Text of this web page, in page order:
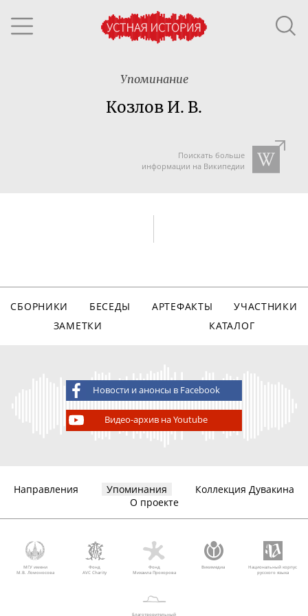
Упоминание
Козлов И. В.
Поискать больше
информации на Википедии
СБОРНИКИ БЕСЕДЫ АРТЕФАКТЫ
УЧАСТНИКИ
ЗАМЕТКИ
КАТАЛОГ
Новости и анонсы в Facebook
Видео-архив на Youtube
Направления Упоминания
Коллекция Дувакина
О проекте
МГУ имени
М.В. Ломоносова
Фонд
AVC Charity
Фонд
Михаила Прохорова
Викимедиа
Национальный корпус
русского языка
Благотворительный